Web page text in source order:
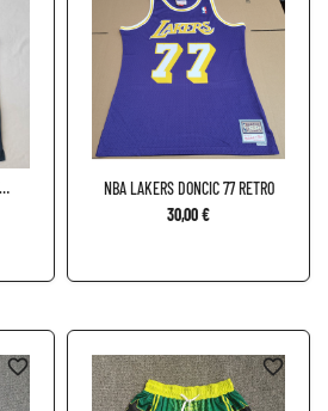
NBA LAKERS DONCIC 77 RETRO
30,00 €
favorite_border favorite_border